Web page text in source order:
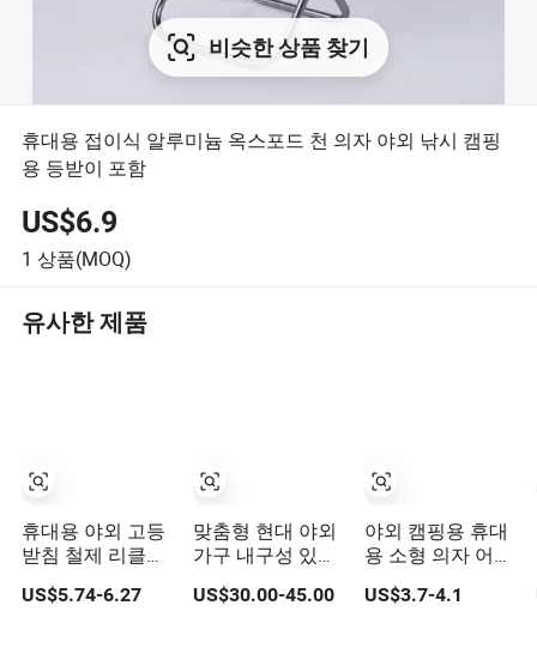
비슷한 상품 찾기
휴대용 접이식 알루미늄 옥스포드 천 의자 야외 낚시 캠핑
용 등받이 포함
US$6.9
1 상품(MOQ)
유사한 제품
휴대용 야외 고등
받침 철제 리클라
이너 접이식 캠핑
해변 의자와 휴대
US$5.74-6.27
맞춤형 현대 야외
가구 내구성 있는
방수 레저 경량 고
품질 라탄 캠핑 의
US$30.00-45.00
야외 캠핑용 휴대
용 소형 의자 어린
이 의자 야외 접이
식 스툴
US$3.7-4.1